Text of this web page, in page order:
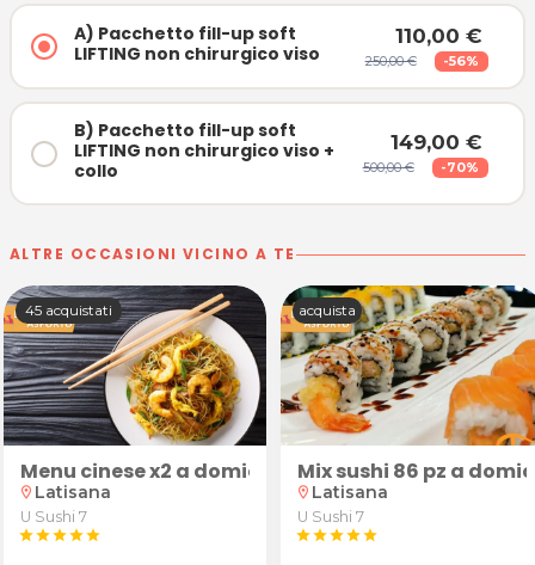
A) Pacchetto fill-up soft
LIFTING non chirurgico viso
110,00 €
250,00 € -56%
B) Pacchetto fill-up soft
LIFTING non chirurgico viso +
collo
149,00 €
500,00 € -70%
ALTRE OCCASIONI VICINO A TE
psicosomatica, mindfulness e
cervicali, lombari e sciatalgie in lettino
45 acquistati
Menu cinese x2 a domicilio o da asporto
location_on Latisana
U Sushi 7
starstarstarstarstar
acquista
Mix sushi 86 pz a
location_on Latisana
U Sushi 7
starstarstarstarstar